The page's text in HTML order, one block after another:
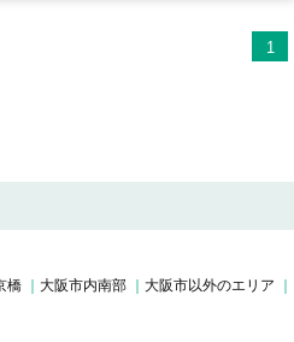
1
橋 大阪市内南部 大阪市以外のエリア